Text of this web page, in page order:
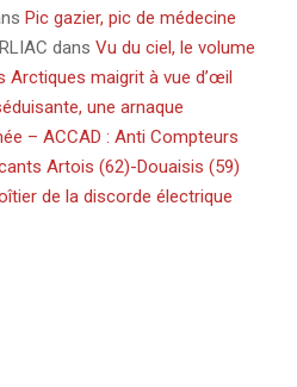
Pic gazier, pic de médecine
dans Vu du ciel, le volume
Arctiques maigrit à vue d’œil
une arnaque
– ACCAD : Anti Compteurs
Artois (62)-Douaisis (59)
de la discorde électrique